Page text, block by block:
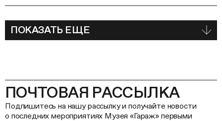
ПОКАЗАТЬ ЕЩЕ
ПОЧТОВАЯ РАССЫЛКА
Подпишитесь на нашу рассылку и получайте новости
о последних мероприятиях Музея «Гараж» первыми